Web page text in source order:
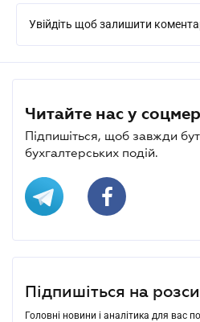
Увійдіть щоб залишити
Читайте нас у
Підпишіться, щоб завжди
бухгалтерських подій.
Підпишіться на
Головні новини і аналітика для вас